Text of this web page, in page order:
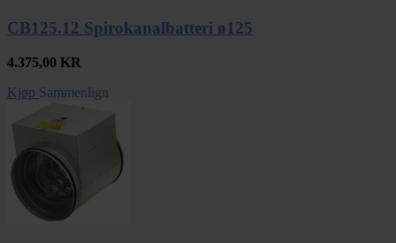
CB125.12 Spirokanalbatteri ø125
4.375,00 KR
Kjøp Sammenlign